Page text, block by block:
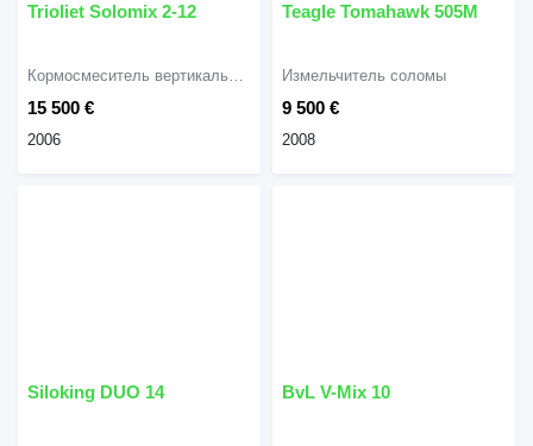
Trioliet Solomix 2-12
15 500 €
Кормосмеситель вертикальный
2006
Teagle Tomahawk 505M
9 500 €
Измельчитель соломы
2008
Siloking DUO 14 BvL V-Mix 10